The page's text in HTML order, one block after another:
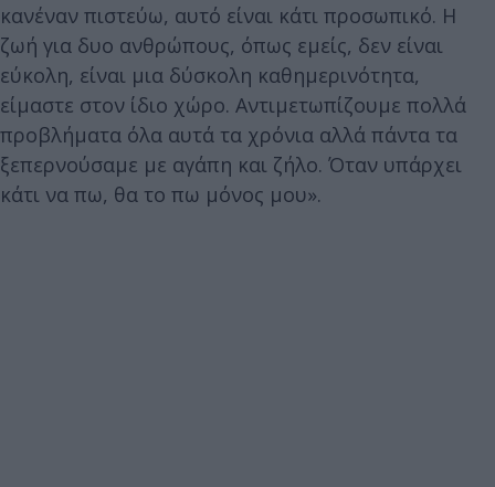
κανέναν πιστεύω, αυτό είναι κάτι προσωπικό. Η
ζωή για δυο ανθρώπους, όπως εμείς, δεν είναι
εύκολη, είναι μια δύσκολη καθημερινότητα,
είμαστε στον ίδιο χώρο. Αντιμετωπίζουμε πολλά
προβλήματα όλα αυτά τα χρόνια αλλά πάντα τα
ξεπερνούσαμε με αγάπη και ζήλο. Όταν υπάρχει
κάτι να πω, θα το πω μόνος μου».